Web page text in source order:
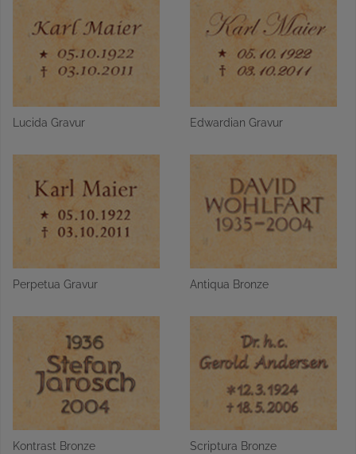
Lucida Gravur Edwardian Gravur
Perpetua Gravur Antiqua Bronze
Kontrast Bronze Scriptura Bronze